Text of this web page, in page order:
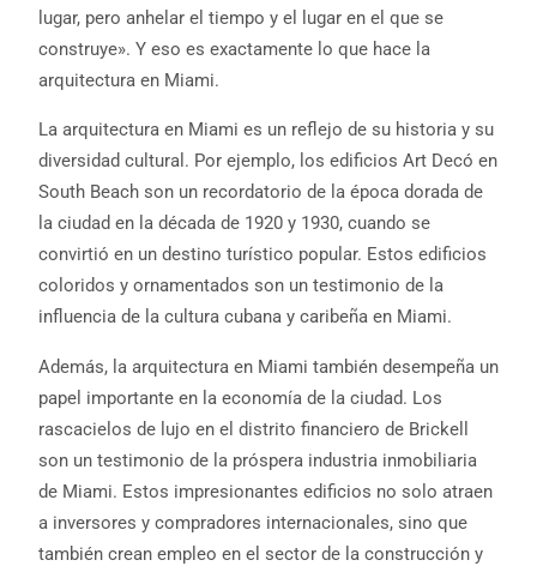
lugar, pero anhelar el tiempo y el lugar en el que se
construye». Y eso es exactamente lo que hace la
arquitectura en Miami.
La arquitectura en Miami es un reflejo de su historia y su
diversidad cultural. Por ejemplo, los edificios Art Decó en
South Beach son un recordatorio de la época dorada de
la ciudad en la década de 1920 y 1930, cuando se
convirtió en un destino turístico popular. Estos edificios
coloridos y ornamentados son un testimonio de la
influencia de la cultura cubana y caribeña en Miami.
Además, la arquitectura en Miami también desempeña un
papel importante en la economía de la ciudad. Los
rascacielos de lujo en el distrito financiero de Brickell
son un testimonio de la próspera industria inmobiliaria
de Miami. Estos impresionantes edificios no solo atraen
a inversores y compradores internacionales, sino que
también crean empleo en el sector de la construcción y